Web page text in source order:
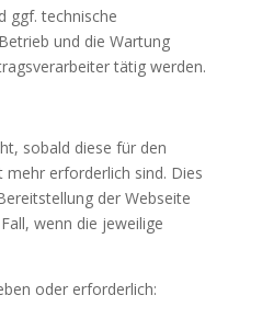
ggf. technische
und die Wartung
tätig werden.
sobald diese für den
mehr erforderlich sind. Dies
der Webseite
wenn die jeweilige
oder erforderlich: